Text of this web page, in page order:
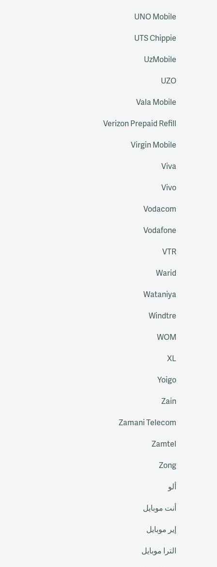
UNO Mobile
UTS Chippie
UzMobile
UZO
Vala Mobile
Verizon Prepaid Refill
Virgin Mobile
Viva
Vivo
Vodacom
Vodafone
VTR
Warid
Wataniya
Windtre
WOM
XL
Yoigo
Zain
Zamani Telecom
Zamtel
Zong
ألو
أنت موبايل
إير موبايل
الترا موبايل